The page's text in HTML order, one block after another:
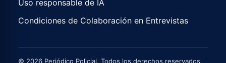
Uso responsable de IA
Condiciones de Colaboración en Entrevistas
© 2026 Periódico Policial. Todos los derechos reservados.